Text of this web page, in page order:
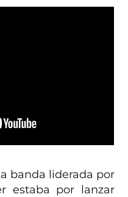
banda liderada por
estaba por lanzar